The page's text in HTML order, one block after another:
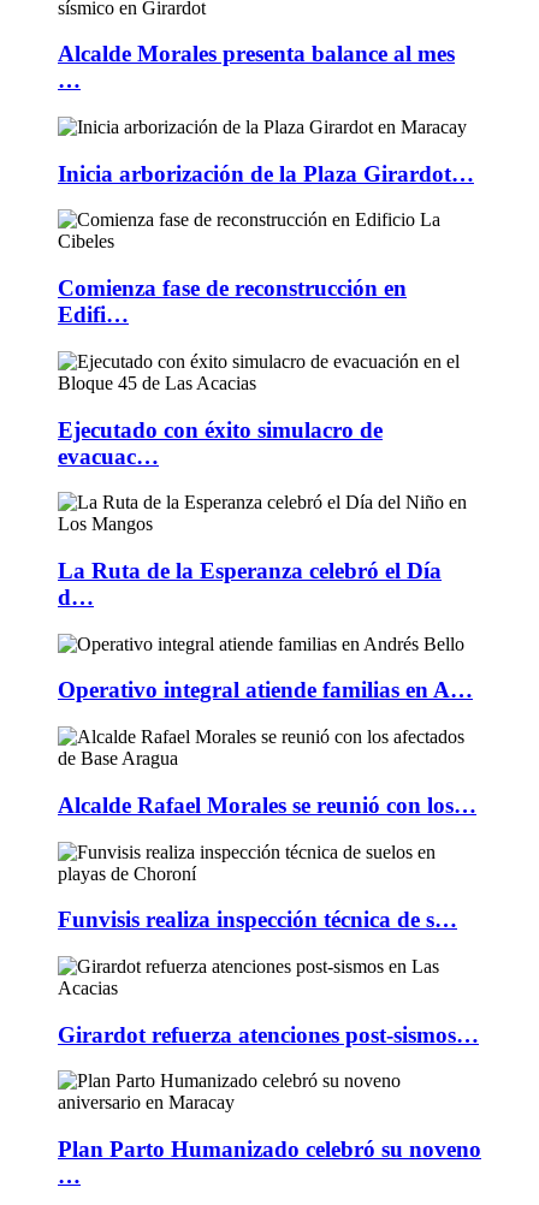
Alcalde Morales presenta balance al mes
…
Inicia arborización de la Plaza Girardot…
Comienza fase de reconstrucción en
Edifi…
Ejecutado con éxito simulacro de
evacuac…
La Ruta de la Esperanza celebró el Día
d…
Operativo integral atiende familias en A…
Alcalde Rafael Morales se reunió con los…
Funvisis realiza inspección técnica de s…
Girardot refuerza atenciones post-sismos…
Plan Parto Humanizado celebró su noveno
…